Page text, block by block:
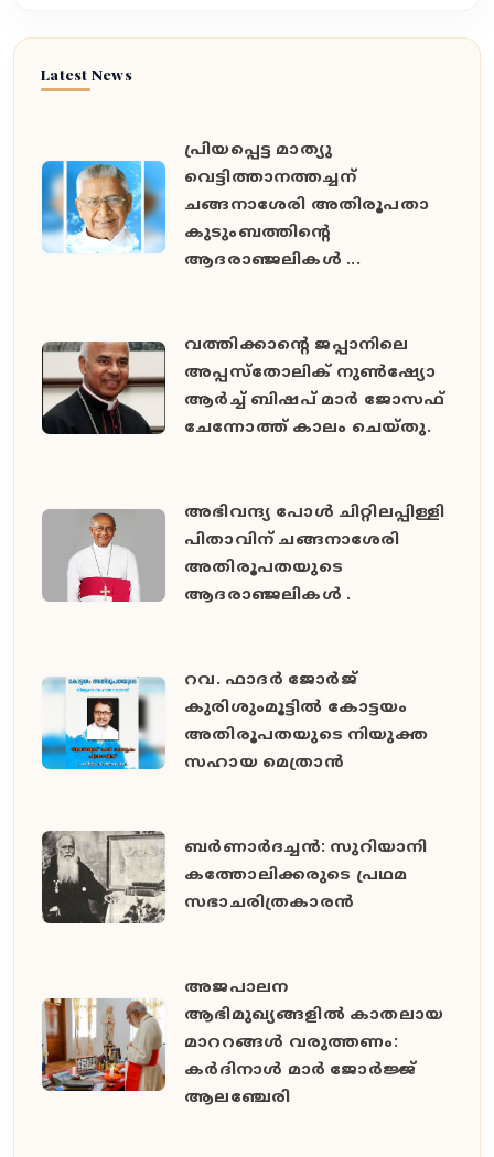
Latest News
പ്രിയപ്പെട്ട മാത്യു
വെട്ടിത്താനത്തച്ചന്
ചങ്ങനാശേരി അതിരൂപതാ
കുടുംബത്തിന്റെ
ആദരാഞ്ജലികൾ ...
വത്തിക്കാൻ്റെ ജപ്പാനിലെ
അപ്പസ്തോലിക് നുൺഷ്യോ
ആർച്ച് ബിഷപ് മാർ ജോസഫ്
ചേന്നോത്ത് കാലം ചെയ്തു.
അഭിവന്ദ്യ പോള്‍ ചിറ്റിലപ്പിള്ളി
പിതാവിന് ചങ്ങനാശേരി
അതിരൂപതയുടെ
ആദരാഞ്ജലികൾ .
റവ. ഫാദർ ജോർജ്
കുരിശുംമൂട്ടിൽ കോട്ടയം
അതിരൂപതയുടെ നിയുക്ത
സഹായ മെത്രാൻ
ബർണാർദച്ചൻ: സുറിയാനി
കത്തോലിക്കരുടെ പ്രഥമ
സഭാചരിത്രകാരൻ
അജപാലന
ആഭിമുഖ്യങ്ങളില്‍ കാതലായ
മാററങ്ങള്‍ വരുത്തണം:
കര്‍ദിനാള്‍ മാര്‍ ജോര്‍ജ്ജ്
ആലഞ്ചേരി